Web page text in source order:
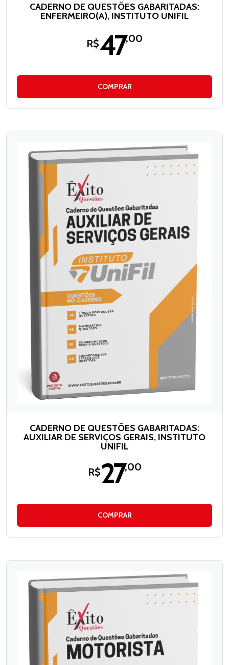
CADERNO DE QUESTÕES GABARITADAS:
ENFERMEIRO(A), INSTITUTO UNIFIL
R$47,00
COMPRAR
CADERNO DE QUESTÕES GABARITADAS:
AUXILIAR DE SERVIÇOS GERAIS, INSTITUTO
UNIFIL
R$27,00
COMPRAR